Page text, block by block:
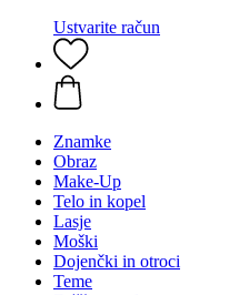
Ustvarite račun
Znamke
Obraz
Make-Up
Telo in kopel
Lasje
Moški
Dojenčki in otroci
Teme